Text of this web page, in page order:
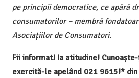
pe principii democratice, ce apără
consumatorilor – membră
Asociațiilor de Consumatori.
Fii informat! Ia atitudine!
exercită-le apelând 021 9615!*